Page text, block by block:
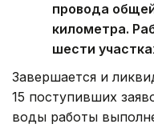
провода
километра.
шести
Завершается и
15 поступивших
воды работы